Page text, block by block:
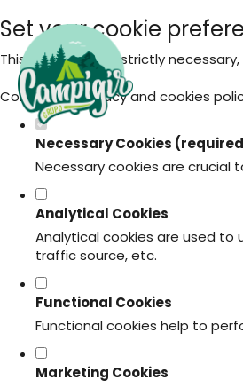
Set your cookie
This website uses strictly
Consult ourprivacy and cookies
Necessary Cookies
Necessary cookies are
Analytical Cookies
Analytical cookies are used to
traffic source, etc.
Functional Cookies
Functional cookies help to
Marketing Cookies